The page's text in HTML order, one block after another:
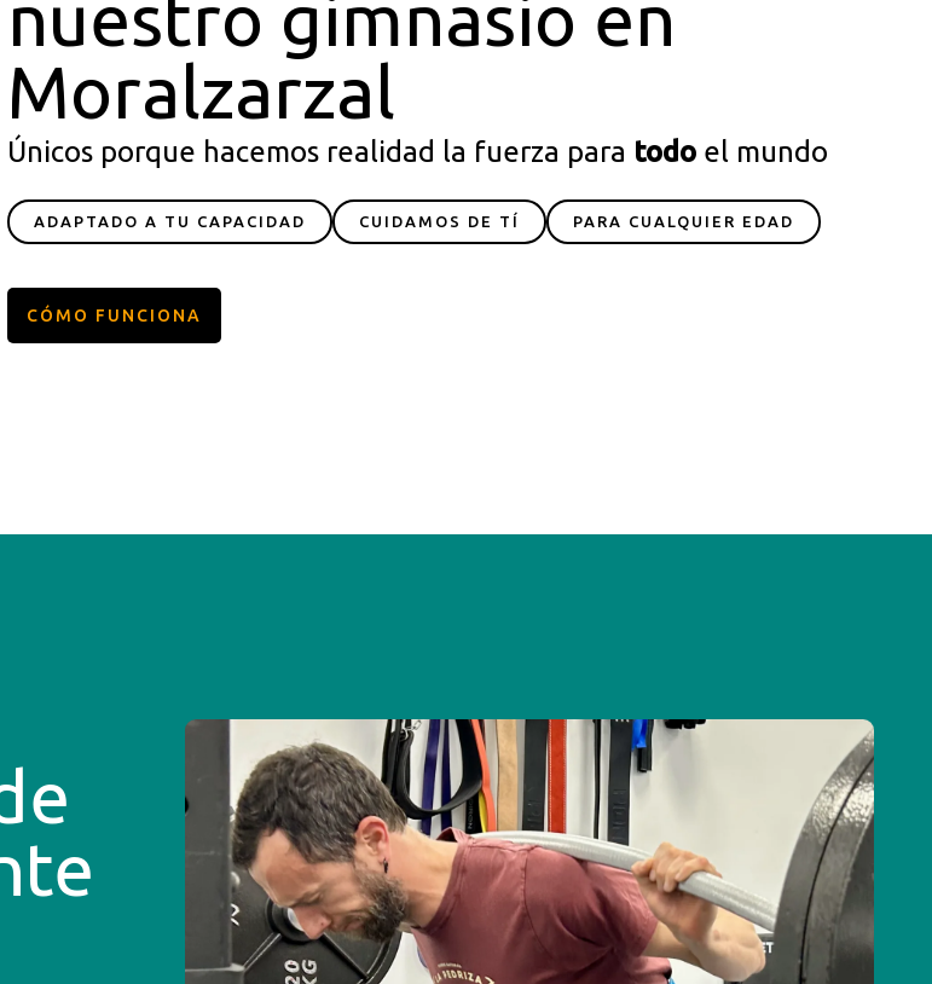
nuestro gimnasio en
Moralzarzal
Únicos porque hacemos realidad la fuerza para todoel mundo
ADAPTADO A TU CAPACIDAD CUIDAMOS DE TÍ PARA CUALQUIER EDAD
CÓMO FUNCIONA